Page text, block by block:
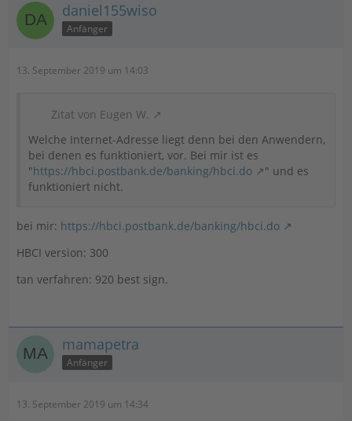
daniel155wiso
Anfänger
13. September 2019 um 14:03
Zitat von Eugen W.
Welche Internet-Adresse liegt denn bei den Anwendern,
bei denen es funktioniert, vor. Bei mir ist es
"https://hbci.postbank.de/banking/hbci.do
" und es
funktioniert nicht.
bei mir: https://hbci.postbank.de/banking/hbci.do
HBCI version: 300
tan verfahren: 920 best sign.
mamapetra
Anfänger
13. September 2019 um 14:34